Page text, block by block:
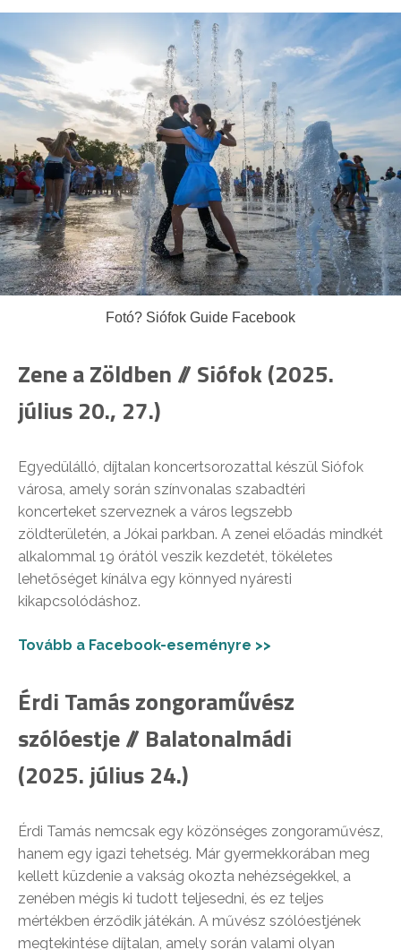
Fotó? Siófok Guide Facebook
Zene a Zöldben // Siófok (2025.
július 20., 27.)
Egyedülálló, díjtalan koncertsorozattal készül Siófok
városa, amely során színvonalas szabadtéri
koncerteket szerveznek a város legszebb
zöldterületén, a Jókai parkban. A zenei előadás mindkét
alkalommal 19 órától veszik kezdetét, tökéletes
lehetőséget kínálva egy könnyed nyáresti
kikapcsolódáshoz.
Tovább a Facebook-eseményre >>
Érdi Tamás zongoraművész
szólóestje // Balatonalmádi
(2025. július 24.)
Érdi Tamás nemcsak egy közönséges zongoraművész,
hanem egy igazi tehetség. Már gyermekkorában meg
kellett küzdenie a vakság okozta nehézségekkel, a
zenében mégis ki tudott teljesedni, és ez teljes
mértékben érződik játékán. A művész szólóestjének
megtekintése díjtalan, amely során valami olyan